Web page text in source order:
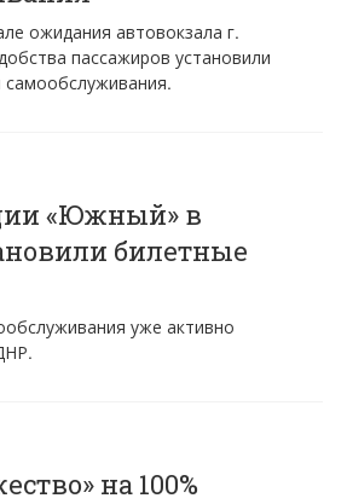
ожидания автовокзала г.
пассажиров установили
«Южный» в
билетные
уже активно
на 100%